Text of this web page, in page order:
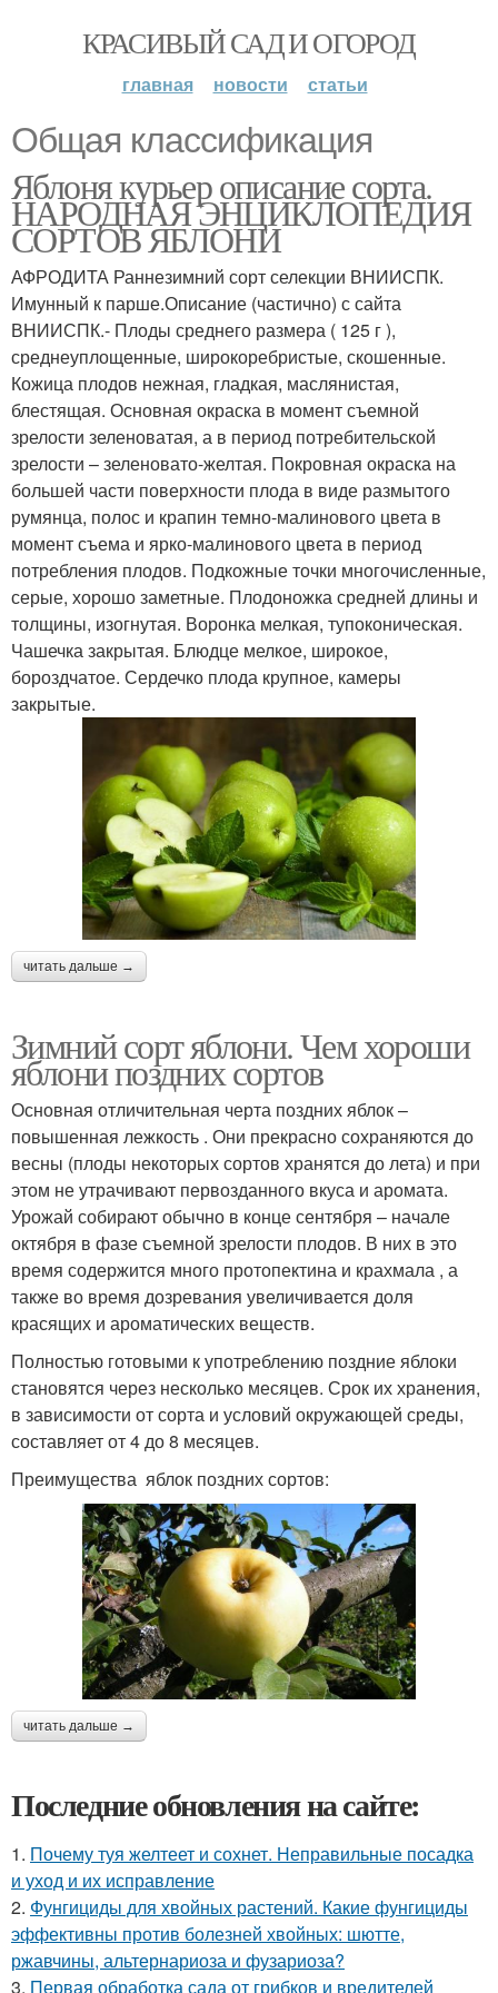
КРАСИВЫЙ САД И ОГОРОД
главная новости статьи
Общая классификация
Яблоня курьер описание сорта.
НАРОДНАЯ ЭНЦИКЛОПЕДИЯ
СОРТОВ ЯБЛОНИ
АФРОДИТА Раннезимний сорт селекции ВНИИСПК.
Имунный к парше.Описание (частично) с сайта
ВНИИСПК.- Плоды среднего размера ( 125 г ),
среднеуплощенные, широкоребристые, скошенные.
Кожица плодов нежная, гладкая, маслянистая,
блестящая. Основная окраска в момент съемной
зрелости зеленоватая, а в период потребительской
зрелости – зеленовато-желтая. Покровная окраска на
большей части поверхности плода в виде размытого
румянца, полос и крапин темно-малинового цвета в
момент съема и ярко-малинового цвета в период
потребления плодов. Подкожные точки многочисленные,
серые, хорошо заметные. Плодоножка средней длины и
толщины, изогнутая. Воронка мелкая, тупоконическая.
Чашечка закрытая. Блюдце мелкое, широкое,
бороздчатое. Сердечко плода крупное, камеры
закрытые.
читать дальше →
Зимний сорт яблони. Чем хороши
яблони поздних сортов
Основная отличительная черта поздних яблок –
повышенная лежкость . Они прекрасно сохраняются до
весны (плоды некоторых сортов хранятся до лета) и при
этом не утрачивают первозданного вкуса и аромата.
Урожай собирают обычно в конце сентября – начале
октября в фазе съемной зрелости плодов. В них в это
время содержится много протопектина и крахмала , а
также во время дозревания увеличивается доля
красящих и ароматических веществ.
Полностью готовыми к употреблению поздние яблоки
становятся через несколько месяцев. Срок их хранения,
в зависимости от сорта и условий окружающей среды,
составляет от 4 до 8 месяцев.
Преимущества яблок поздних сортов:
читать дальше →
Последние обновления на сайте:
1. Почему туя желтеет и сохнет. Неправильные посадка
и уход и их исправление
2. Фунгициды для хвойных растений. Какие фунгициды
эффективны против болезней хвойных: шютте,
ржавчины, альтернариоза и фузариоза?
3. Первая обработка сада от грибков и вредителей